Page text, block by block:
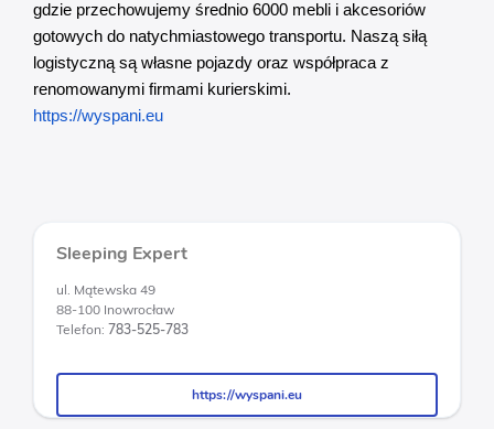
gdzie przechowujemy średnio 6000 mebli i akcesoriów
gotowych do natychmiastowego transportu. Naszą siłą
logistyczną są własne pojazdy oraz współpraca z
renomowanymi firmami kurierskimi.
https://wyspani.eu
Sleeping Expert
ul. Mątewska 49
88-100 Inowrocław
Telefon: 783-525-783
https://wyspani.eu
https://wyspani.eu